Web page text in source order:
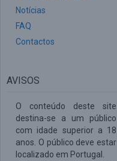
Notícias
FAQ
Contactos
AVISOS
O conteúdo deste site
destina-se a um público
com idade superior a 18
anos. O público deve estar
localizado em Portugal.